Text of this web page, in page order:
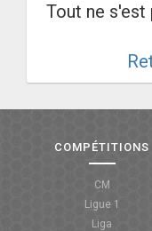
Tout ne s'est
COMPÉTITIONS
CM
Ligue 1
Liga